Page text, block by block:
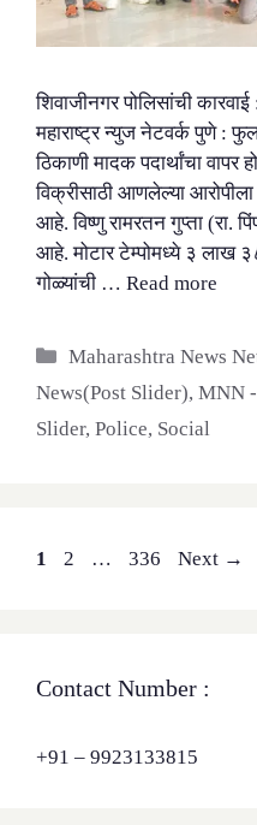
शिवाजीनगर पोलिसांची
महाराष्ट्र न्युज नेटवर्क पुणे :
ठिकाणी मादक पदार्थांचा
विक्रीसाठी आणलेल्या
आहे. विष्णु रामरतन गुप्ता (रा.
आहे. मोटार टेम्पोमध्ये ३ लाख
गोळ्यांची … Read more
Categories
Maharashtra News
News(Post Slider), MNN
Slider, Police, Social
Page
1 Page
2 … Page
336 Next →
Contact Number :
+91 – 9923133815